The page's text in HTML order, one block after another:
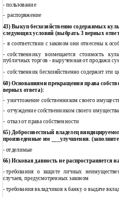
- пользование
- распоряжение
43) Выкуп бесхозяйственно содержимых
следующих условий (выбрать 3 верных
- в соответствии с законом они отнесены к
- собственнику возмещается стоимость
публичных торгов - вырученная от продажи
- собственник бесхозяйственно содержит эти
60) Основаниями прекращения права
верных ответа):
- уничтожение собственником своего
- отчуждение собственником своего имущества
- отказ от права собственности
65) Добросовестный владелец
произведенные им ___улучшения.
- отделимые
66) Исковая давность не распространяется
- требования о защите личных
случаев, предусмотренных законом
- требования вкладчиков к банку о выдаче